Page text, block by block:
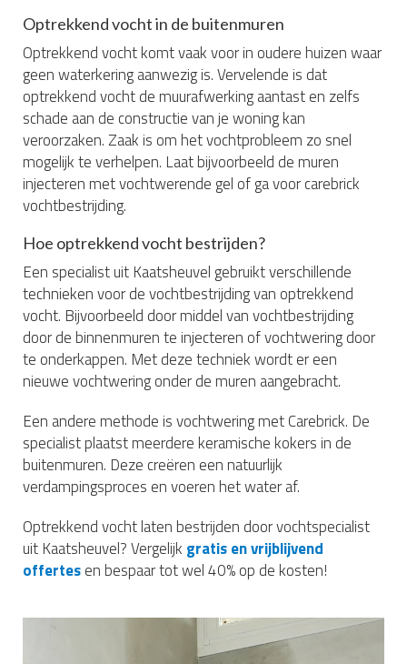
Optrekkend vocht in de buitenmuren
Optrekkend vocht komt vaak voor in oudere huizen waar
geen waterkering aanwezig is. Vervelende is dat
optrekkend vocht de muurafwerking aantast en zelfs
schade aan de constructie van je woning kan
veroorzaken. Zaak is om het vochtprobleem zo snel
mogelijk te verhelpen. Laat bijvoorbeeld de muren
injecteren met vochtwerende gel of ga voor carebrick
vochtbestrijding.
Hoe optrekkend vocht bestrijden?
Een specialist uit Kaatsheuvel gebruikt verschillende
technieken voor de vochtbestrijding van optrekkend
vocht. Bijvoorbeeld door middel van vochtbestrijding
door de binnenmuren te injecteren of vochtwering door
te onderkappen. Met deze techniek wordt er een
nieuwe vochtwering onder de muren aangebracht.
Een andere methode is vochtwering met Carebrick. De
specialist plaatst meerdere keramische kokers in de
buitenmuren. Deze creëren een natuurlijk
verdampingsproces en voeren het water af.
Optrekkend vocht laten bestrijden door vochtspecialist
uit Kaatsheuvel? Vergelijk gratis en vrijblijvend
offertesen bespaar tot wel 40% op de kosten!